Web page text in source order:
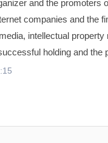
and the
companies and the
intellectual
holding and the